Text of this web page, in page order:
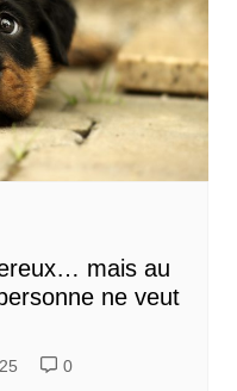
mais au
ne veut
0